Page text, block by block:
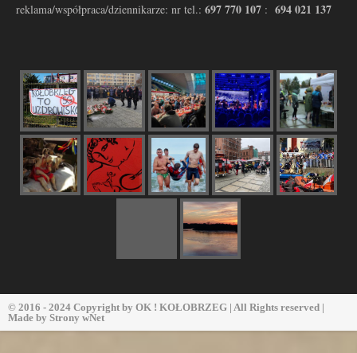
reklama/współpraca/dziennikarze: nr tel.: 697 770 107 : 694 021 137
© 2016 - 2024 Copyright by OK ! KOŁOBRZEG | All Rights reserved |
Made by Strony wNet